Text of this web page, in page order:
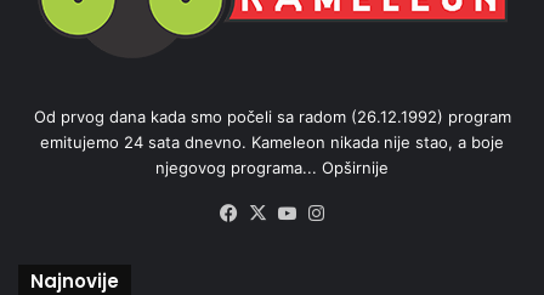
Od prvog dana kada smo počeli sa radom (26.12.1992) program
emitujemo 24 sata dnevno. Kameleon nikada nije stao, a boje
njegovog programa... Opširnije
Facebook
X YouTube
Najnovije